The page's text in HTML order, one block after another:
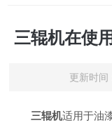
三辊机在使
更新时
三辊机适用于油